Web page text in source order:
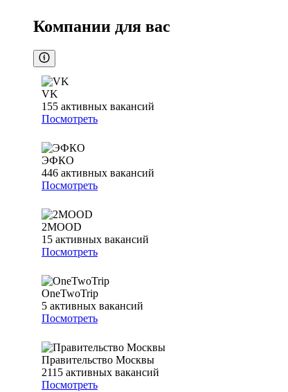
Компании для вас
VK
155 активных вакансий
Посмотреть
ЭФКО
446 активных вакансий
Посмотреть
2MOOD
15 активных вакансий
Посмотреть
OneTwoTrip
5 активных вакансий
Посмотреть
Правительство Москвы
2115 активных вакансий
Посмотреть